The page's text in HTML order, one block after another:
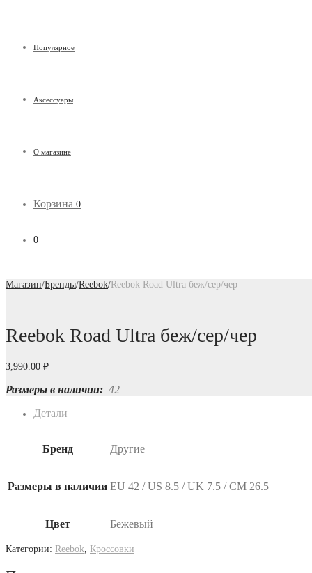
Популярное
Аксессуары
О магазине
Корзина 0
0
Магазин/Бренды/Reebok/ Reebok Road Ultra беж/сер/чер
Reebok Road Ultra беж/сер/чер
3,990.00 ₽
Размеры в наличии: 42
Детали
Бренд Другие
Размеры в наличии EU 42 / US 8.5 / UK 7.5 / СМ 26.5
Цвет Бежевый
Категории: Reebok, Кроссовки